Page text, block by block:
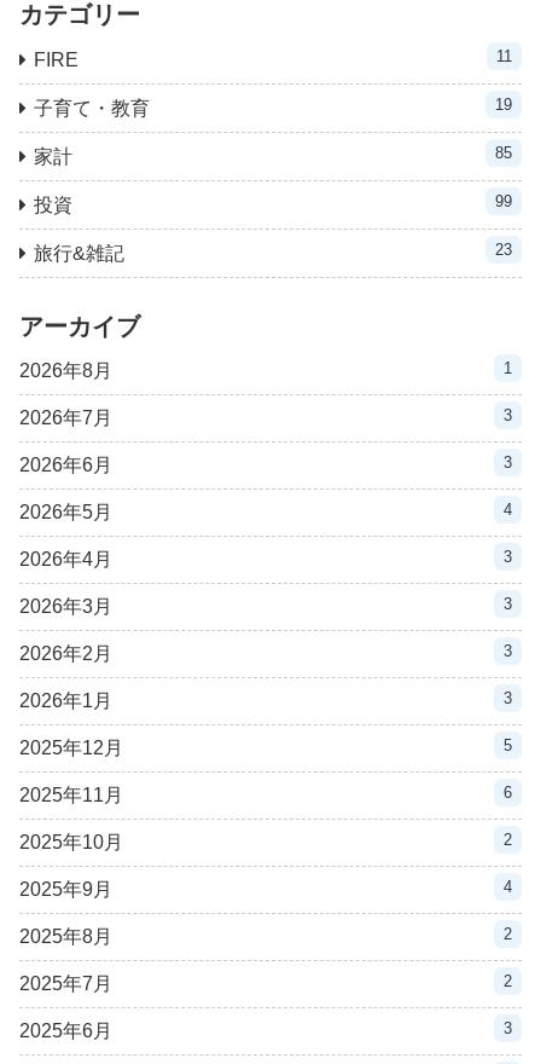
カテゴリー
FIRE 11
子育て・教育 19
家計 85
投資 99
旅行&雑記 23
アーカイブ
2026年8月 1
2026年7月 3
2026年6月 3
2026年5月 4
2026年4月 3
2026年3月 3
2026年2月 3
2026年1月 3
2025年12月 5
2025年11月 6
2025年10月 2
2025年9月 4
2025年8月 2
2025年7月 2
2025年6月 3